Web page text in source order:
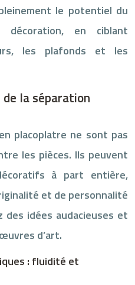
le potentiel du
décoration, en ciblant
les plafonds et les
de la séparation
placoplatre ne sont pas
les pièces. Ils peuvent
à part entière,
et de personnalité
idées audacieuses et
d’art.
: fluidité et